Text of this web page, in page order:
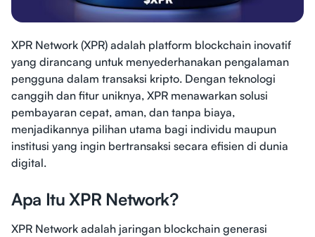
XPR Network (XPR) adalah platform blockchain inovatif
yang dirancang untuk menyederhanakan pengalaman
pengguna dalam transaksi kripto. Dengan teknologi
canggih dan fitur uniknya, XPR menawarkan solusi
pembayaran cepat, aman, dan tanpa biaya,
menjadikannya pilihan utama bagi individu maupun
institusi yang ingin bertransaksi secara efisien di dunia
digital.
Apa Itu XPR Network?
XPR Network adalah jaringan blockchain generasi